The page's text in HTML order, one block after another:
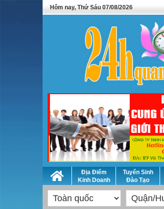
Hôm nay, Thứ Sáu 07/08/2026
Địa Điểm
Kinh Doanh
Tuyển Sinh
Đào Tạo